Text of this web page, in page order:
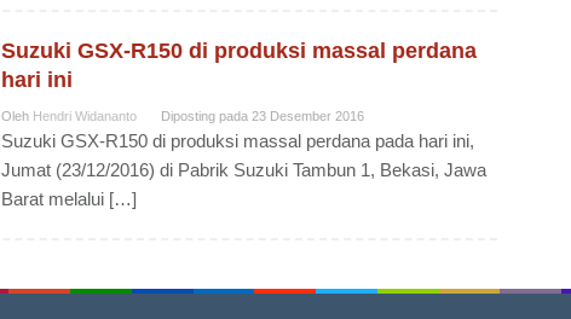
Suzuki GSX-R150 di produksi massal perdana
hari ini
Oleh Hendri Widananto Diposting pada 23 Desember 2016
Suzuki GSX-R150 di produksi massal perdana pada hari ini,
Jumat (23/12/2016) di Pabrik Suzuki Tambun 1, Bekasi, Jawa
Barat melalui […]